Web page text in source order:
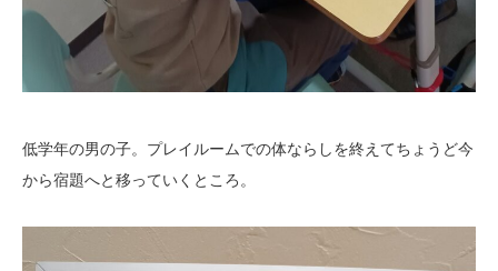
低学年の男の子。プレイルームでの体ならしを終えてちょうど今
から宿題へと移っていくところ。